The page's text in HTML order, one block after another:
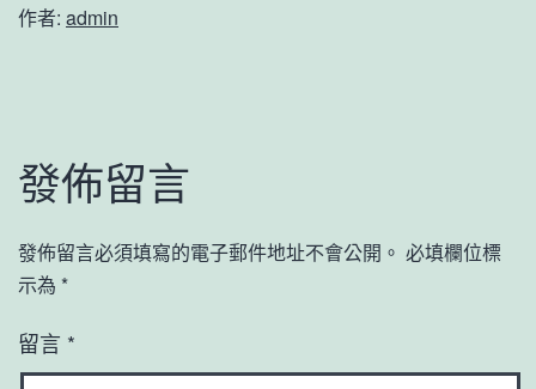
作者: admin
發佈留言
發佈留言必須填寫的電子郵件地址不會公開。 必填欄位標
示為 *
留言 *